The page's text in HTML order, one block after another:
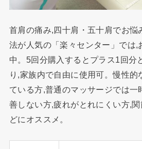
首肩の痛み,四十肩・五十肩でお悩
法が人気の「楽々センター」では,
中。5回分購入するとプラス1回分
り,家族内で自由に使用可。慢性的
ている方,普通のマッサージでは一
善しない方,疲れがとれにくい方,
どにオススメ。